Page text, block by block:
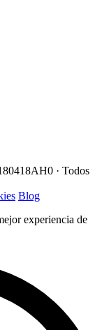
· Todos
Blog
experiencia de